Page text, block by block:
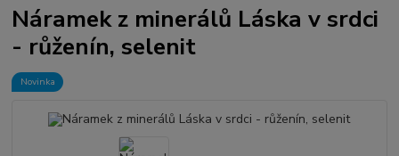
Náramek z minerálů Láska v srdci
- růženín, selenit
Novinka